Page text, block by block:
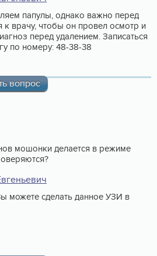
вопрос
папулы, однако важно перед
к врачу, чтобы он провел осмотр и
перед удалением. Записаться
по номеру: 48-38-38
мошонки делается в режиме
можете сделать данное УЗИ в